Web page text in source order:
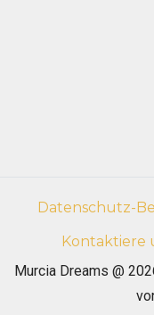
Datenschutz-
Kontaktiere
Murcia Dreams @